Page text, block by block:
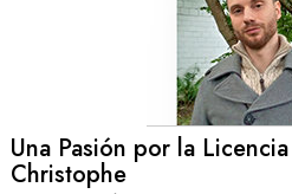
Una Pasión por la
Christophe